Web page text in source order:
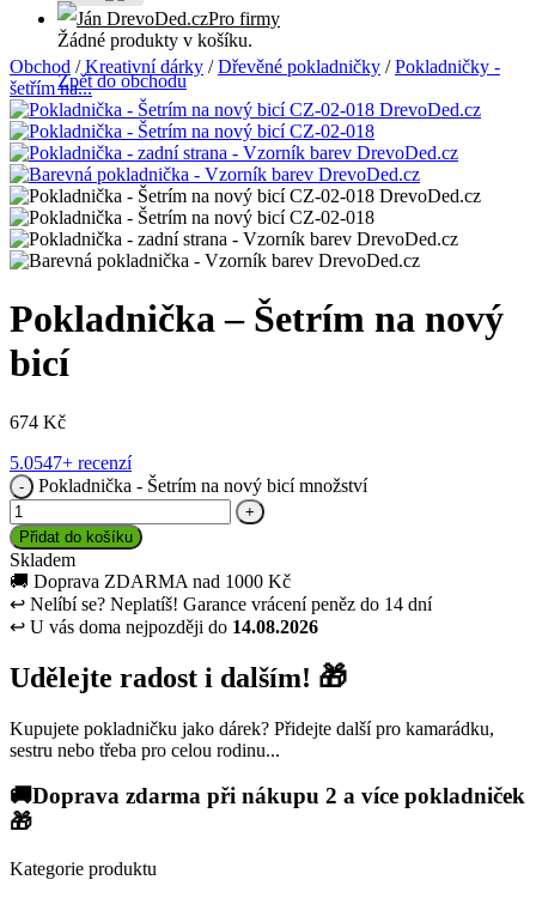
Žádné produkty v košíku.
Zpět do obchodu
Pro firmy
Obchod / Kreativní dárky / Dřevěné pokladničky / Pokladničky -
šetřím na...
Pokladnička – Šetrím na nový
bicí
674 Kč
5.0547+ recenzí
Pokladnička - Šetrím na nový bicí množství
Přidat do košíku
Skladem
🚚 Doprava ZDARMA nad 1000 Kč
↩ Nelíbí se? Neplatíš! Garance vrácení peněz do 14 dní
↩ U vás doma nejpozději do 14.08.2026
Udělejte radost i dalším! 🎁
Kupujete pokladničku jako dárek? Přidejte další pro kamarádku,
sestru nebo třeba pro celou rodinu...
🚚Doprava zdarma při nákupu 2 a více pokladniček
🎁
Kategorie produktu